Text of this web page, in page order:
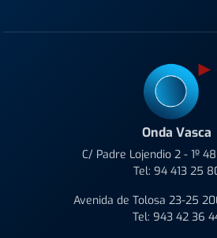
Onda Vasca
C/ Padre Lojendio 2 - 1º
Tel: 94 413 25
Avenida de Tolosa 23-25
Tel: 943 42 36